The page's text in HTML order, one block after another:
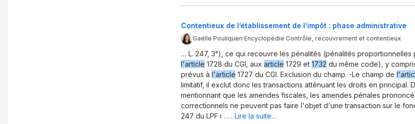
Contentieux de l’établissement de l’impôt : phase administrative
Gaëlle Pouliquen·Encyclopédie·Contrôle, recouvrement et contentieux
… L. 247, 3°), ce qui recouvre les pénalités (pénalités proportionnelles
l'article 1728 du CGI, aux article 1729 et 1732 du même code), y
prévus à l'article 1727 du CGI. Exclusion du champ. -Le champ de
limitatif, il exclut donc les transactions atténuant les droits en principal.
mentionnant que les amendes fiscales, les amendes pénales
correctionnels ne peuvent pas faire l'objet d'une transaction sur le
247 du LPF i . … Lire la suite...